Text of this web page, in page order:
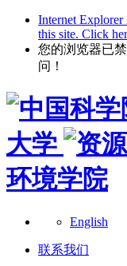
Internet Explorer
this site. Click
您的浏览器已
问！
大学
环境学院
English
联系我们